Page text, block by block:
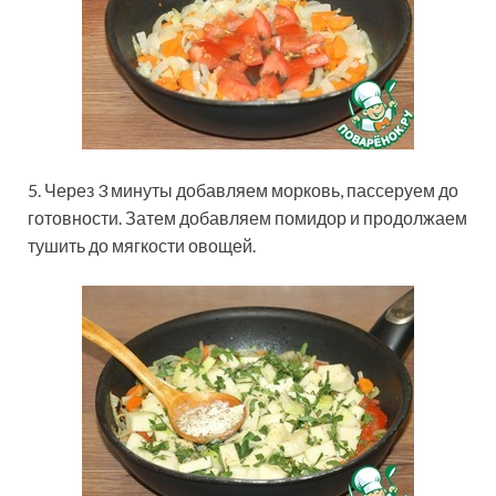
5. Через 3 минуты добавляем морковь, пассеруем до
готовности. Затем добавляем помидор и продолжаем
тушить до мягкости овощей.